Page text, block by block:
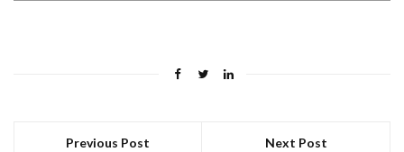
Previous Post Next Post